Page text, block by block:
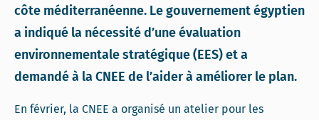
côte méditerranéenne. Le gouvernement égyptien
a indiqué la nécessité d’une évaluation
environnementale stratégique (EES) et a
demandé à la CNEE de l’aider à améliorer le plan.
En février, la CNEE a organisé un atelier pour les